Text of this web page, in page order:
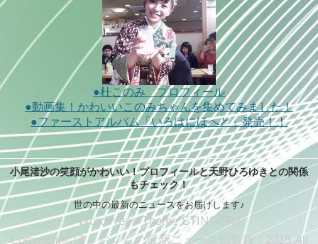
●杜このみ プロフィール
●動画集！かわいいこのみちゃんを集めてみました！
●ファーストアルバム「いろはにほへと」発売！！
小尾渚沙の笑顔がかわいい！プロフィールと天野ひろゆきとの関係
もチェック！
世の中の最新のニュースをお届けします♪
WordPress-Theme STINGER3
Copyright© ぼくおくんの最新ニュース回覧板 , 2015 All